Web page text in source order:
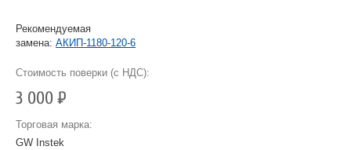
Рекомендуемая
замена: АКИП-1180-120-6
Стоимость поверки (с НДС):
3 000Р
Торговая марка:
GW Instek